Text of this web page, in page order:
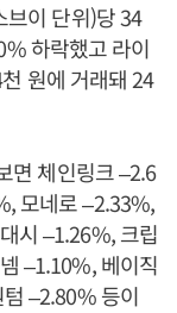
브이 단위)당 34
하락했고 라이
원에 거래돼 24
면 체인링크 –2.6
모네로 –2.33%,
시 –1.26%, 크립
–1.10%, 베이직
–2.80% 등이